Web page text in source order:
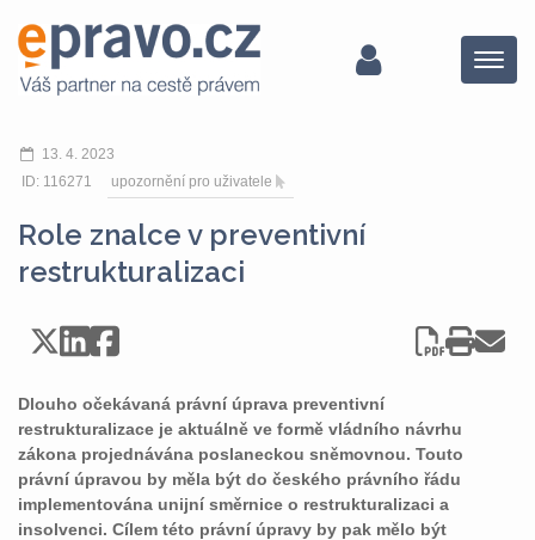
Menu
13. 4. 2023
ID: 116271
upozornění pro uživatele
Role znalce v preventivní
restrukturalizaci
Dlouho očekávaná právní úprava preventivní
restrukturalizace je aktuálně ve formě vládního návrhu
zákona projednávána poslaneckou sněmovnou. Touto
právní úpravou by měla být do českého právního řádu
implementována unijní směrnice o restrukturalizaci a
insolvenci. Cílem této právní úpravy by pak mělo být